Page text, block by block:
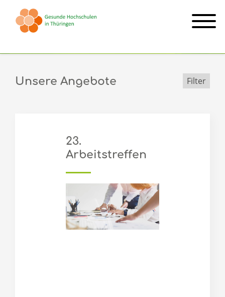
Unsere Angebote Filter
23.
Arbeitstreffen
Arbeitstreffen